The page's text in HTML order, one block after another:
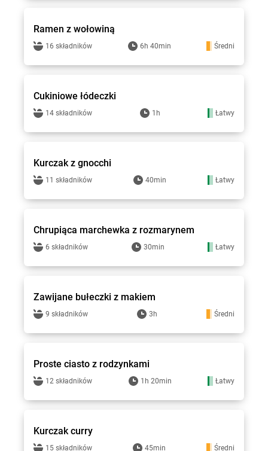
Ramen z wołowiną
16 składników 6h 40min Średni
Hitpol - przepisy
Cukiniowe łódeczki
14 składników 1h Łatwy
Hitpol - przepisy
Kurczak z gnocchi
11 składników 40min Łatwy
Hitpol - przepisy
Chrupiąca marchewka z rozmarynem
6 składników 30min Łatwy
Hitpol - przepisy
Zawijane bułeczki z makiem
9 składników 3h Średni
Hitpol - przepisy
Proste ciasto z rodzynkami
12 składników 1h 20min Łatwy
Hitpol - przepisy
Kurczak curry
15 składników 45min Średni